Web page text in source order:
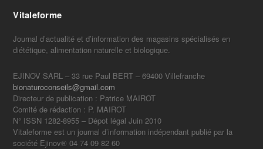
Vitaleforme
Journal d’actualité et d’information des magasins spécialisés en
diététique, alimentation naturelle et biologique.
EJINOV SARL – 33 rue Paul BERT – 69400 Villefranche
bionaturoconseils@gmail.com
Directeur de publication : Patrice MAIROT
Comité de rédaction : P. MAIROT
N° ISSN 1282-8955 – Dépot légal Juin 2010
Vitaleforme est un journal d’information indépendant publié par la
société Ejinov® 04 74 09 82 60